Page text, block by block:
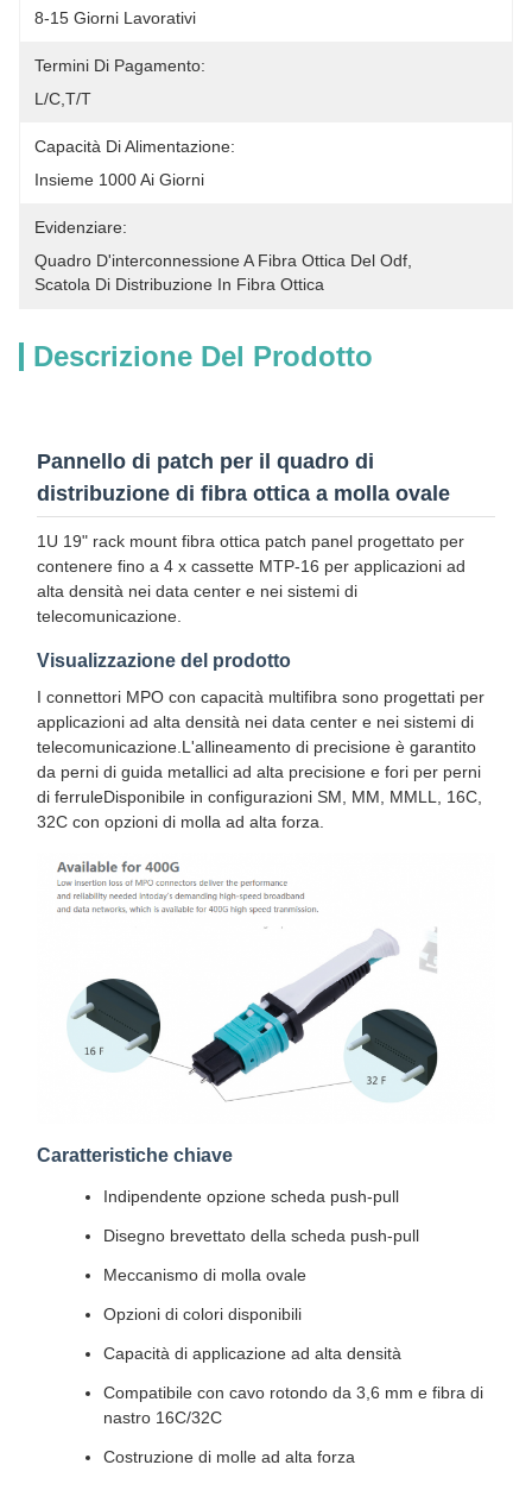
8-15 Giorni Lavorativi
Termini Di Pagamento:
L/C,T/T
Capacità Di Alimentazione:
Insieme 1000 Ai Giorni
Evidenziare:
Quadro D'interconnessione A Fibra Ottica Del Odf
Scatola Di Distribuzione In Fibra Ottica
Descrizione Del Prodotto
Pannello di patch per il quadro di
distribuzione di fibra ottica a molla ovale
1U 19" rack mount fibra ottica patch panel progettato per
contenere fino a 4 x cassette MTP-16 per applicazioni ad
alta densità nei data center e nei sistemi di
telecomunicazione.
Visualizzazione del prodotto
I connettori MPO con capacità multifibra sono progettati per
applicazioni ad alta densità nei data center e nei sistemi di
telecomunicazione.L'allineamento di precisione è garantito
da perni di guida metallici ad alta precisione e fori per perni
di ferruleDisponibile in configurazioni SM, MM, MMLL, 16C,
32C con opzioni di molla ad alta forza.
Caratteristiche chiave
Indipendente opzione scheda push-pull
Disegno brevettato della scheda push-pull
Meccanismo di molla ovale
Opzioni di colori disponibili
Capacità di applicazione ad alta densità
Compatibile con cavo rotondo da 3,6 mm e fibra di
nastro 16C/32C
Costruzione di molle ad alta forza